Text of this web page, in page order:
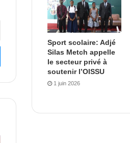
Sport scolaire: Adjé
Silas Metch appelle
le secteur privé à
soutenir l’OISSU
1 juin 2026